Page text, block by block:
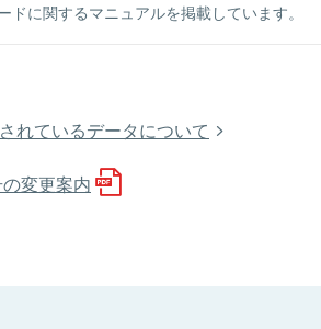
ドに関するマニュアルを掲載しています。
れているデータについて
変更案内